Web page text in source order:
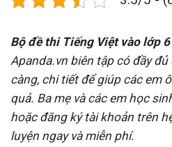
Bộ đề thi Tiếng Việt vào lớp
Apanda.vn biên tập có đầy
càng, chi tiết để giúp các em
quả. Ba mẹ và các em học
hoặc đăng ký tài khoản trên
luyện ngay và miễn phí.